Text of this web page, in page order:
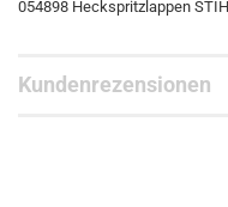
054898 Heckspritzlappen
Kundenrezensionen